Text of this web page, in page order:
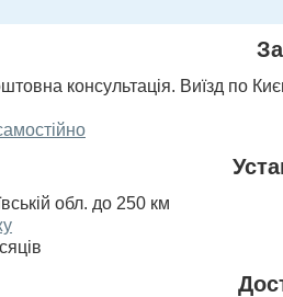
консультація. Виїзд по
обл. до 250 км